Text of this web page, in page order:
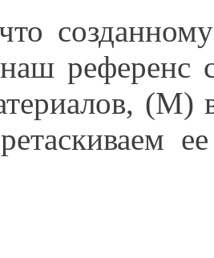
референс
(M)